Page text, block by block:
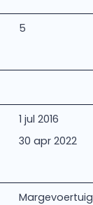
5
1 jul 2016
30 apr 2022
Margevoertuig